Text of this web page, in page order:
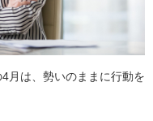
月は、勢いのままに行動を